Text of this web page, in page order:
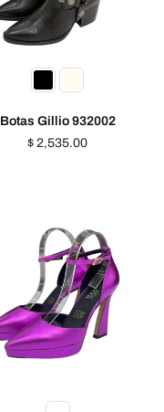
Botas Gillio 932002
Precio
$ 2,535.00